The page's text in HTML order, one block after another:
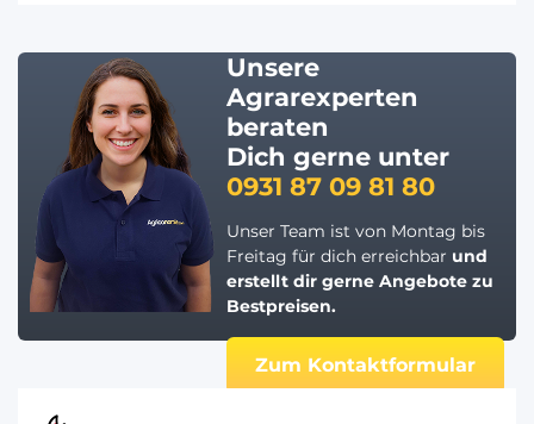
Unsere
Agrarexperten
beraten
Dich gerne unter
0931 87 09 81 80
Unser Team ist von Montag bis
Freitag für dich erreichbar und
erstellt dir gerne Angebote zu
Bestpreisen.
Zum Kontaktformular